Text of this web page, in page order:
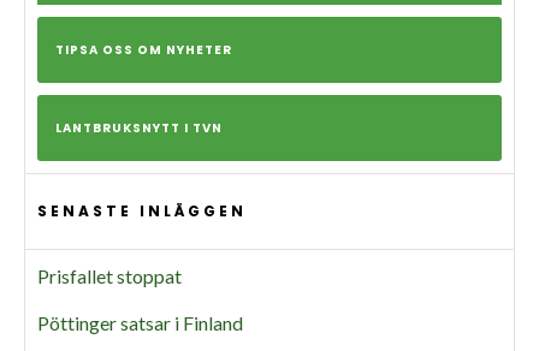
TIPSA OSS OM NYHETER
LANTBRUKSNYTT I TVN
SENASTE INLÄGGEN
Prisfallet stoppat
Pöttinger satsar i Finland